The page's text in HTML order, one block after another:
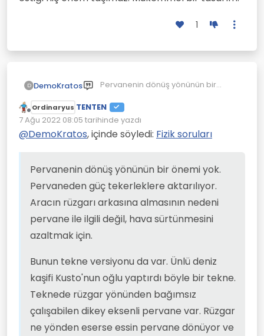
1
D DemoKratos
Pervanenin dönüş yönünün bir
tekerleklere aktarılıyor. Aracın
rüzgarı arkasına almasının nedeni
pervane ile ilgili değil, hava
sürtünmesini azaltmak için.
Bunun tekne versiyonu da var. Ünlü
deniz kaşifi Kusto'nun oğlu yaptırdı
böyle bir tekne. Teknede rüzgar
yönünden bağımsız çalışabilen
ne yönden eserse essin pervane
dönüyor ve gücü su pervanesine
aktarıyor. Rüzgara karşı bile
gidebilir.
Tasarım çok beğenildi ve seri
üretimi planlandı ama yaygın üretim
isteyeceğim bir proje. Böyle
hayallerini gerçekleştirecek
olanakları olanları kıskanıyorum
ama yapacak bir şey yok.
Çevrimdışı
Ordinaryus TENTEN
7 Ağu 2022 08:05 tarihinde yazdı
Son düzenleyen:
@DemoKratos, içinde söyledi: Fizik soruları
Pervanenin dönüş yönünün bir önemi yok.
Pervaneden güç tekerleklere aktarılıyor.
Aracın rüzgarı arkasına almasının nedeni
pervane ile ilgili değil, hava sürtünmesini
azaltmak için.
Bunun tekne versiyonu da var. Ünlü deniz
kaşifi Kusto'nun oğlu yaptırdı böyle bir tekne.
Teknede rüzgar yönünden bağımsız
çalışabilen dikey eksenli pervane var. Rüzgar
ne yönden eserse essin pervane dönüyor ve